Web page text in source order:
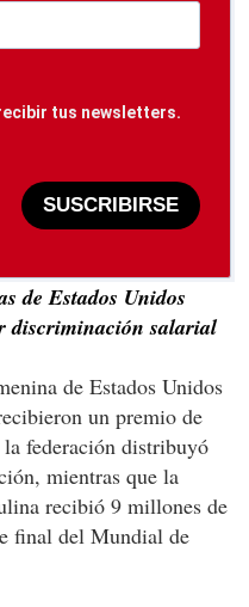
tus newsletters.
SUSCRIBIRSE
de Estados Unidos
discriminación salarial
de Estados Unidos
un premio de
federación distribuyó
mientras que la
recibió 9 millones de
final del Mundial de